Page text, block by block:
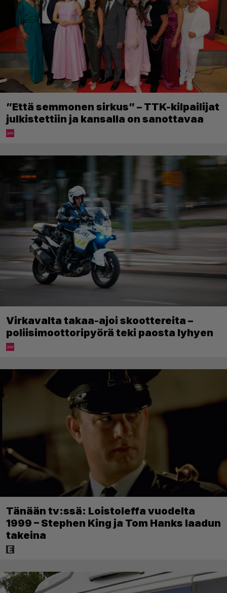
”Että semmonen sirkus” – TTK-kilpailijat
julkistettiin ja kansalla on sanottavaa
Virkavalta takaa-ajoi skoottereita –
poliisimoottoripyörä teki paosta lyhyen
Tänään tv:ssä: Loistoleffa vuodelta
1999 – Stephen King ja Tom Hanks laadun
takeina